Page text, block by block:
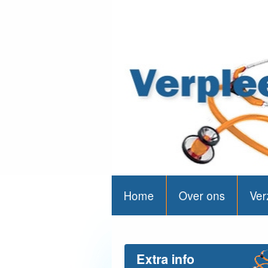
Home Over ons
Extra info